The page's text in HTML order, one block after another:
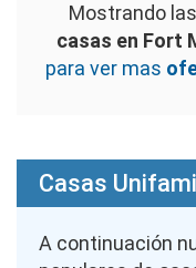
Mostrando
casas en Fort
para ver mas
Casas
A continuación